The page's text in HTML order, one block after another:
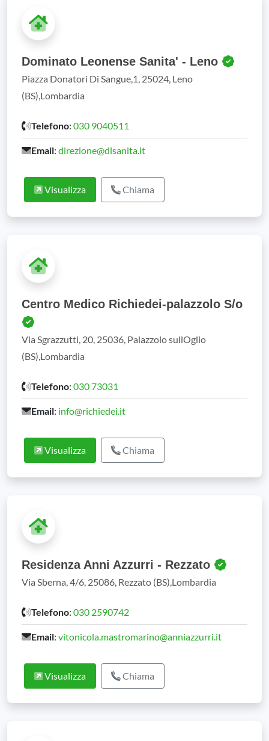
Dominato Leonense Sanita' - Leno
Piazza Donatori Di Sangue,1, 25024, Leno
(BS),Lombardia
Telefono: 030 9040511
Email: direzione@dlsanita.it
Visualizza Chiama
Centro Medico Richiedei-palazzolo S/o
Via Sgrazzutti, 20, 25036, Palazzolo sullOglio
(BS),Lombardia
Telefono: 030 73031
Email: info@richiedei.it
Visualizza Chiama
Residenza Anni Azzurri - Rezzato
Via Sberna, 4/6, 25086, Rezzato (BS),Lombardia
Telefono: 030 2590742
Email: vitonicola.mastromarino@anniazzurri.it
Visualizza Chiama